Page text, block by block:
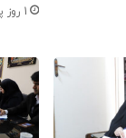
1 روز پیش